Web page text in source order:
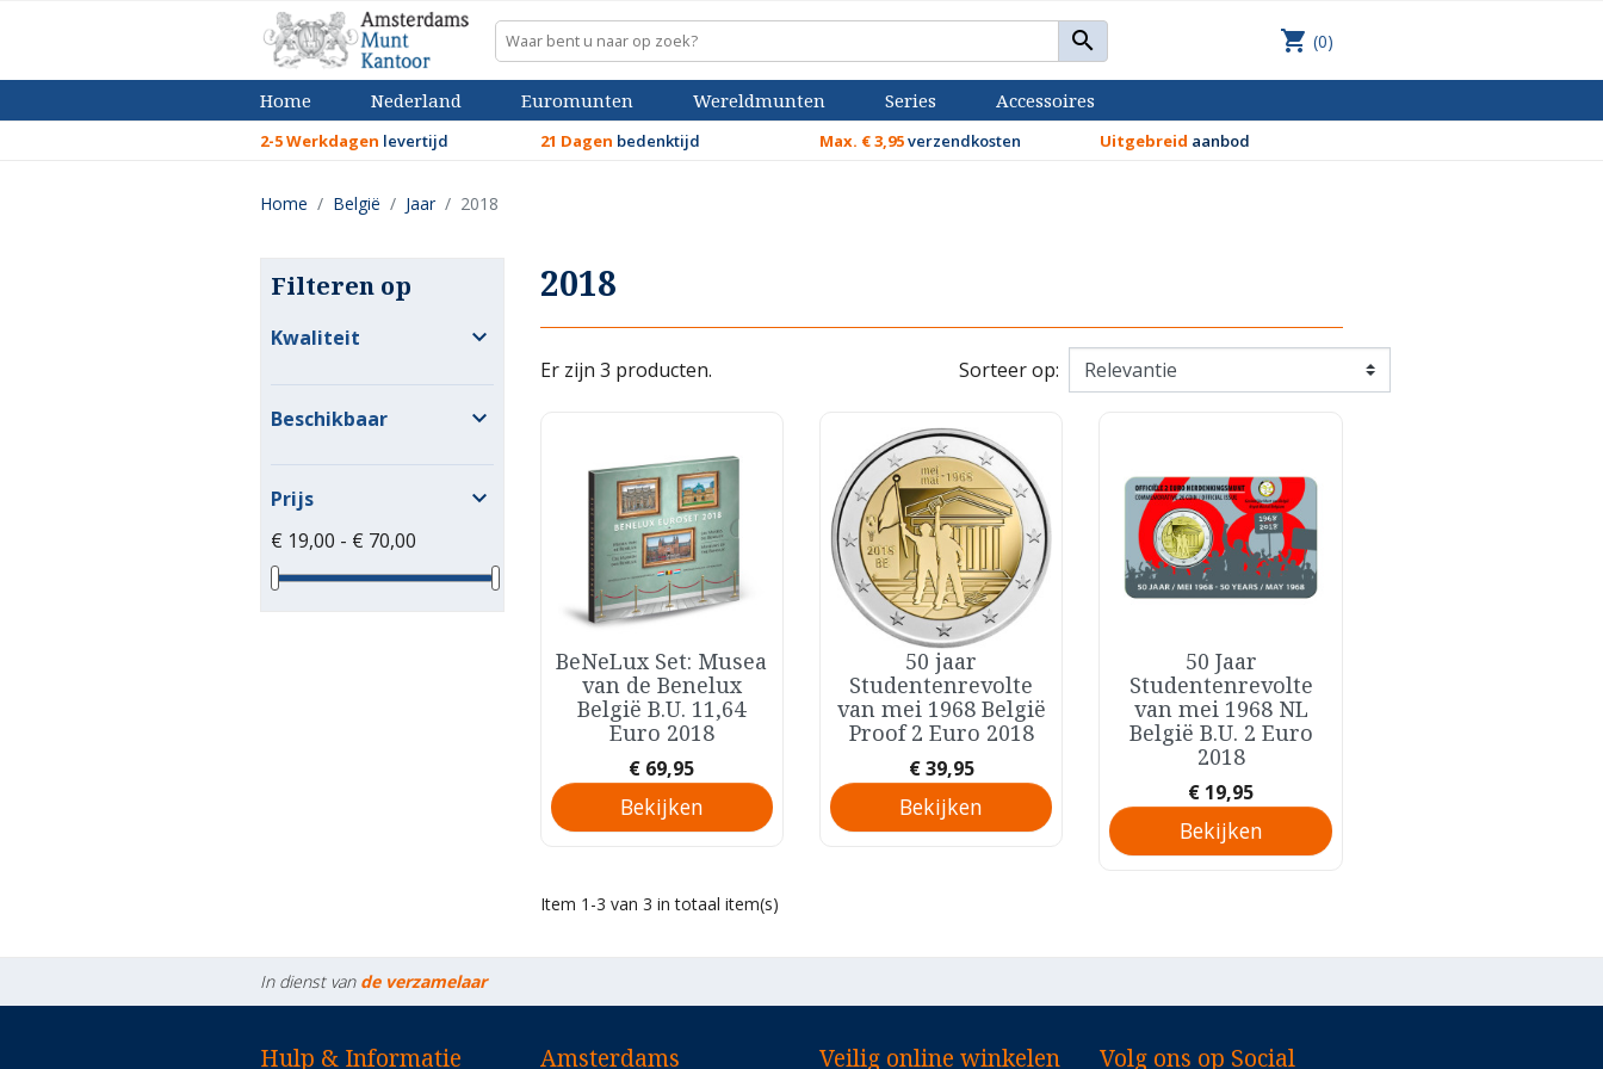
 shopping_cart (0)
Home Nederland Euromunten Wereldmunten Series Accessoires
2-5 Werkdagen levertijd 21 Dagen bedenktijd Max. € 3,95verzendkosten Uitgebreid aanbod
Home België Jaar 2018
Filteren op
Kwaliteit 
Beschikbaar 
Prijs 
€ 19,00 - € 70,00
2018
Er zijn 3 producten. Sorteer op:
Snel bekijken
BeNeLux Set: Musea
van de Benelux
België B.U. 11,64
Euro 2018
Prijs
€ 69,95
Bekijken
Snel bekijken
50 jaar
Studentenrevolte
van mei 1968 België
Proof 2 Euro 2018
Prijs
€ 39,95
Bekijken
Snel bekijken
50 Jaar
Studentenrevolte
van mei 1968 NL
België B.U. 2 Euro
2018
Prijs
€ 19,95
Bekijken
Item 1-3 van 3 in totaal item(s)
In dienst van de verzamelaar
Hulp & Informatie Amsterdams Veilig online winkelen Volg ons op Social